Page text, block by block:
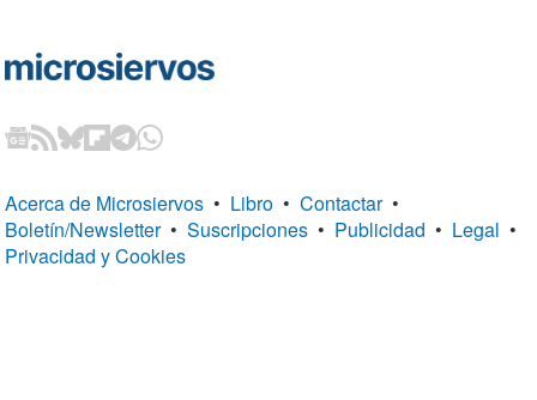
Acerca de Microsiervos • Libro • Contactar •
Boletín/Newsletter • Suscripciones • Publicidad • Legal •
Privacidad y Cookies